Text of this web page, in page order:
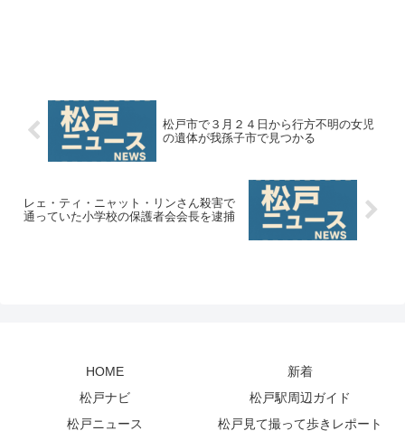
松戸市で３月２４日から行方不明の女児
の遺体が我孫子市で見つかる
レェ・ティ・ニャット・リンさん殺害で
通っていた小学校の保護者会会長を逮捕
HOME
新着
松戸ナビ
松戸駅周辺ガイド
松戸ニュース
松戸見て撮って歩きレポート